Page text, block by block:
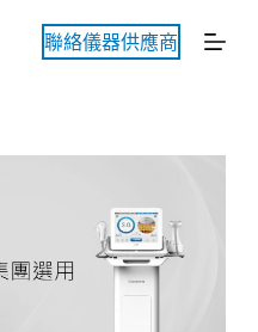
聯絡儀器供應商